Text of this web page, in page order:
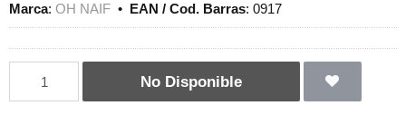
Marca: OH NAIF • EAN / Cod. Barras: 0917
No Disponible